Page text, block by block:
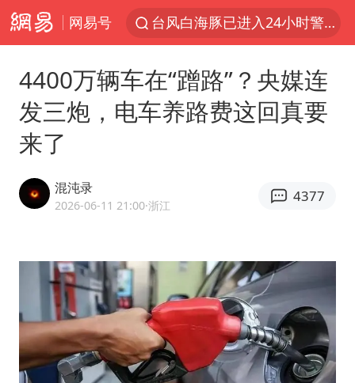
网易号
台风白海豚已进入24小时警戒线
上海：台风白海豚或将带来龙卷风
四川宜宾市高县4.9级地震致1人死亡
胡彦斌获《歌手2026》歌王
美股存储板块集体大跌
东航：国内客票提前14天免费退改
4400万辆车在“蹭路”？央媒连
发三炮，电车养路费这回真要
来了
混沌录
2026-06-11 21:00·浙江
4377